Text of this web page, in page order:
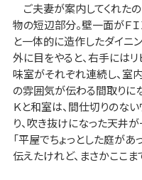
ご夫妻が案内してくれたの
物の短辺部分。壁一面がＦ
と一体的に造作したダイニ
外に目をやると、右手には
味室がそれぞれ連続し、室
の雰囲気が伝わる間取りに
Ｋと和室は、間仕切りのな
り、吹き抜けになった天井
「平屋でちょっとした庭が
伝えたけれど、まさかここま